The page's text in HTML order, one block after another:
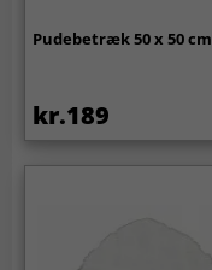
Pudebetræk 50 x 50 cm
kr.189